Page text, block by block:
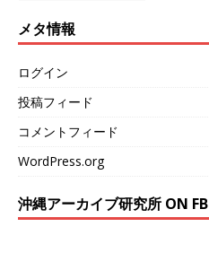
メタ情報
ログイン
投稿フィード
コメントフィード
WordPress.org
沖縄アーカイブ研究所 ON FB